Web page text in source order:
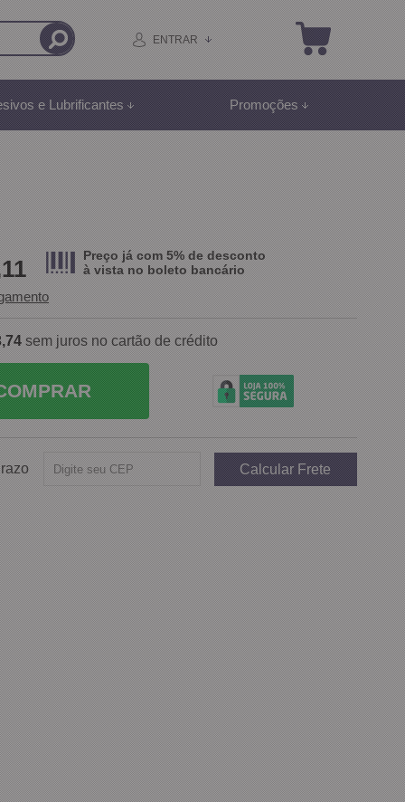
ENTRAR
e Lubrificantes Promoções
Preço já com 5% de desconto
à vista noboleto bancário
sem juros no cartão de crédito